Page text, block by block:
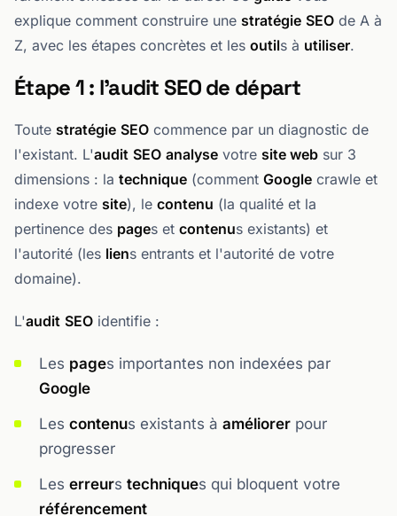
explique comment construire une stratégie SEO de A à
Z, avec les étapes concrètes et les outils à utiliser.
Étape 1 : l'audit SEO de départ
Toute stratégie SEO commence par un diagnostic de
l'existant. L'audit SEO analyse votre site web sur 3
dimensions : la technique (comment Google crawle et
indexe votre site), le contenu (la qualité et la
pertinence des pages et contenus existants) et
l'autorité (les liens entrants et l'autorité de votre
domaine).
L'audit SEO identifie :
Les pages importantes non indexées par
Google
Les contenus existants à améliorer pour
progresser
Les erreurs techniques qui bloquent votre
référencement